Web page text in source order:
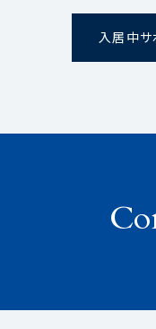
入居中サ